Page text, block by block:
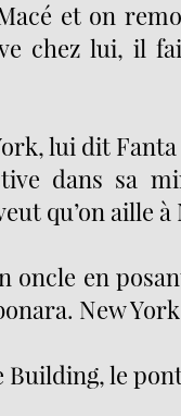
et on
chez lui, il
lui dit Fanta
dans sa
qu’on aille à
oncle en
New
Building, le